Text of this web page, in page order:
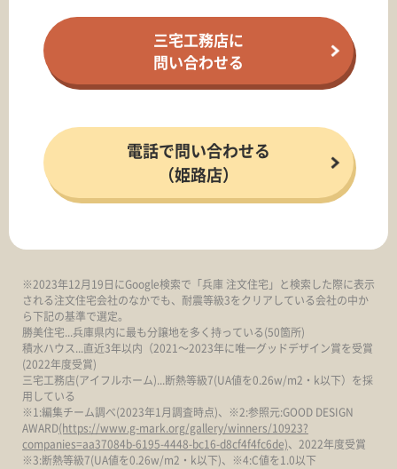
三宅工務店に
問い合わせる
電話で問い合わせる
（姫路店）
※2023年12月19日にGoogle検索で「兵庫 注文住宅」と検索した際に表示
される注文住宅会社のなかでも、耐震等級3をクリアしている会社の中か
ら下記の基準で選定。
勝美住宅...兵庫県内に最も分譲地を多く持っている(50箇所)
積水ハウス...直近3年以内（2021～2023年に唯一グッドデザイン賞を受賞
(2022年度受賞)
三宅工務店(アイフルホーム)...断熱等級7(UA値を0.26w/m2・k以下）を採
用している
※1:編集チーム調べ(2023年1月調査時点)、※2:参照元:GOOD DESIGN
AWARD(https://www.g-mark.org/gallery/winners/10923?
companies=aa37084b-6195-4448-bc16-d8cf4f4fc6de)、2022年度受賞
※3:断熱等級7(UA値を0.26w/m2・k以下)、※4:C値を1.0以下